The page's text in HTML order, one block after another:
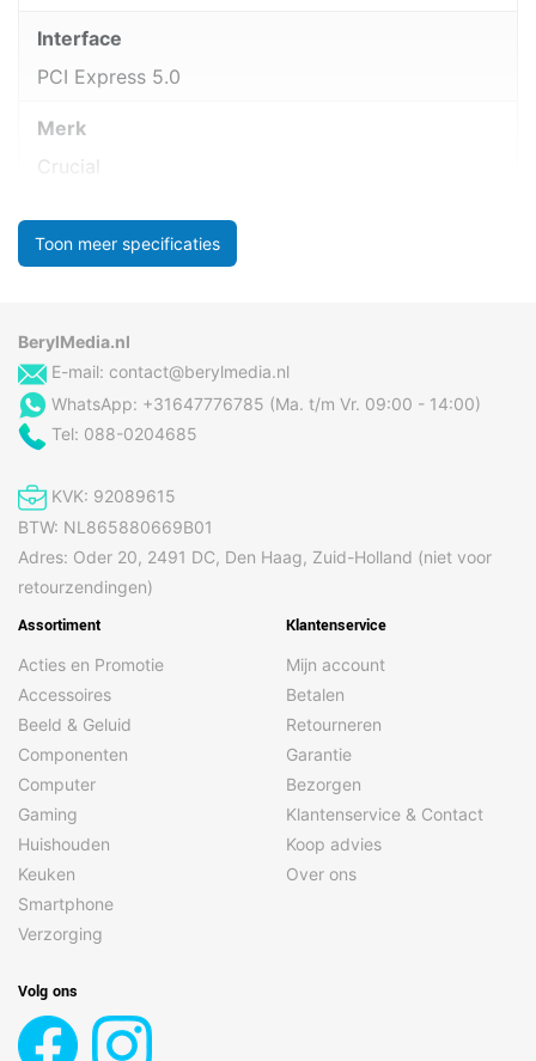
Interface
PCI Express 5.0
Merk
Crucial
Toon meer specificaties
BerylMedia.nl
E-mail: contact@berylmedia.nl
WhatsApp: +31647776785 (Ma. t/m Vr. 09:00 - 14:00)
Tel: 088-0204685
KVK: 92089615
BTW: NL865880669B01
Adres: Oder 20, 2491 DC, Den Haag, Zuid-Holland (niet voor
retourzendingen)
Assortiment
Acties en Promotie
Accessoires
Beeld & Geluid
Componenten
Computer
Gaming
Huishouden
Keuken
Smartphone
Verzorging
Klantenservice
Mijn account
Betalen
Retourneren
Garantie
Bezorgen
Klantenservice & Contact
Koop advies
Over ons
Volg ons